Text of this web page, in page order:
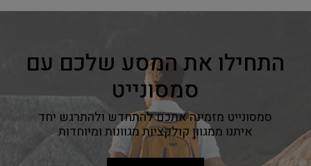
התחילו את המסע שלכם עם
סמסונייט
סמסונייט מזמינה אתכם להתחדש ולהתרגש יחד
איתנו ממגוון קולקציות מגוונות ומיוחדות